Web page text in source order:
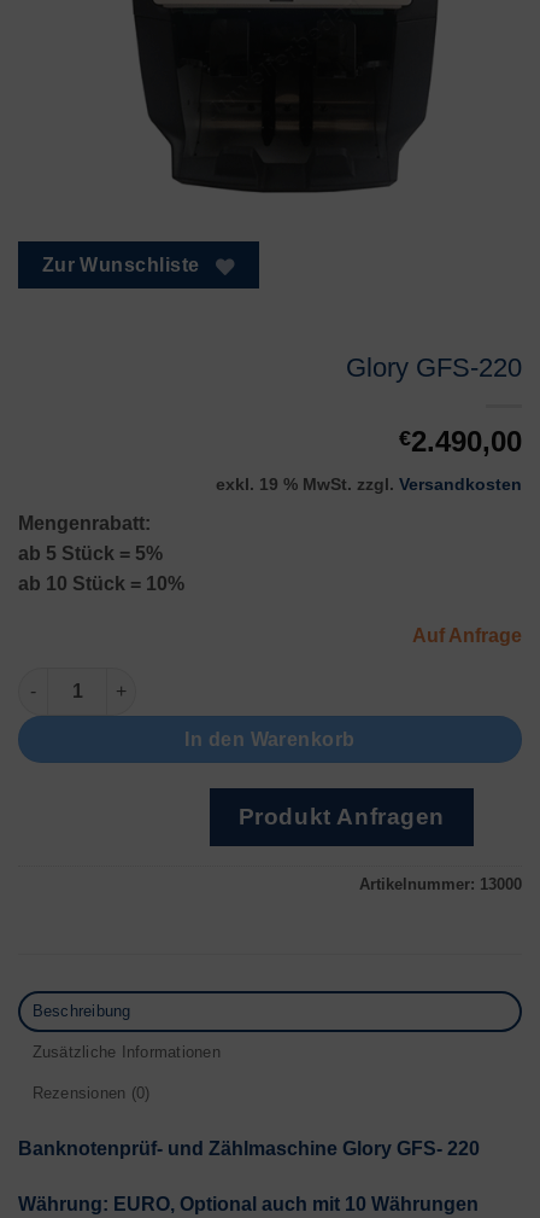
Zur Wunschliste
Glory GFS-220
€2.490,00
exkl. 19 % MwSt. zzgl. Versandkosten
Mengenrabatt:
ab 5 Stück = 5%
ab 10 Stück = 10%
Auf Anfrage
Glory GFS-220 Menge
In den Warenkorb
Produkt Anfragen
Artikelnummer: 13000
Beschreibung
Zusätzliche Informationen
Rezensionen (0)
Banknotenprüf- und Zählmaschine Glory GFS- 220
Währung: EURO, Optional auch mit 10 Währungen